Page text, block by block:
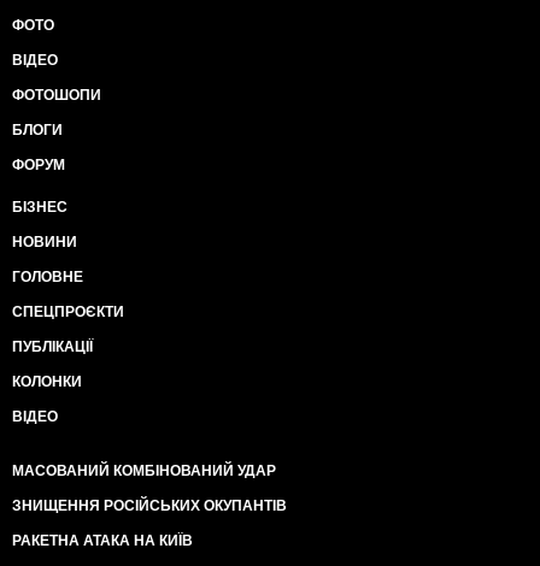
ФОТО
ВІДЕО
ФОТОШОПИ
БЛОГИ
ФОРУМ
БІЗНЕС
НОВИНИ
ГОЛОВНЕ
СПЕЦПРОЄКТИ
ПУБЛІКАЦІЇ
КОЛОНКИ
ВІДЕО
МАСОВАНИЙ КОМБІНОВАНИЙ УДАР
ЗНИЩЕННЯ РОСІЙСЬКИХ ОКУПАНТІВ
РАКЕТНА АТАКА НА КИЇВ